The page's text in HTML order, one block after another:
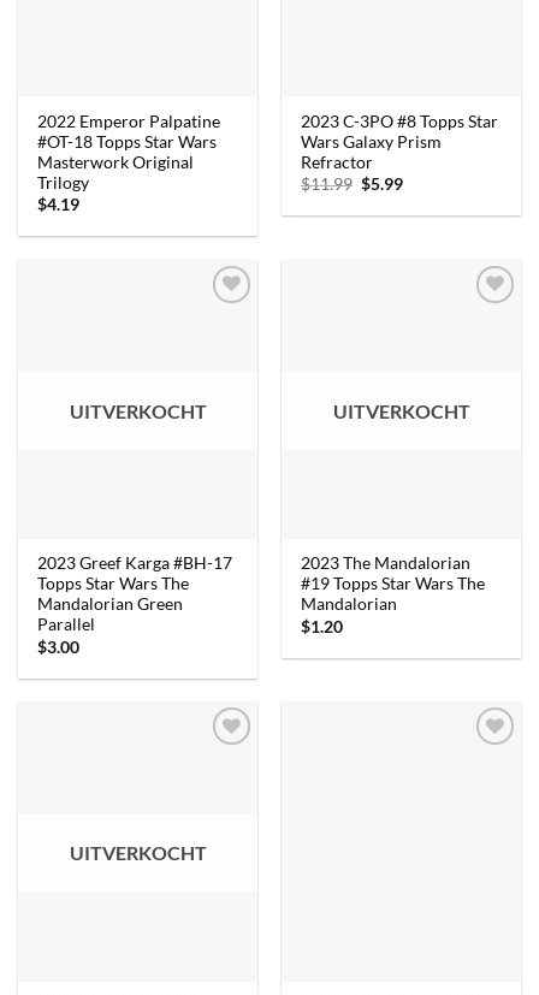
2022 Emperor Palpatine
#OT-18 Topps Star Wars
Masterwork Original
Trilogy
$4.19
2023 C-3PO #8 Topps Star
Wars Galaxy Prism
Refractor
$11.99 Oorspronkelijke
was:
$5.99Huidige
is:
UITVERKOCHT
2023 Greef Karga #BH-17
Topps Star Wars The
Mandalorian Green
Parallel
$3.00
UITVERKOCHT
2023 The Mandalorian
#19 Topps Star Wars The
Mandalorian
$1.20
UITVERKOCHT